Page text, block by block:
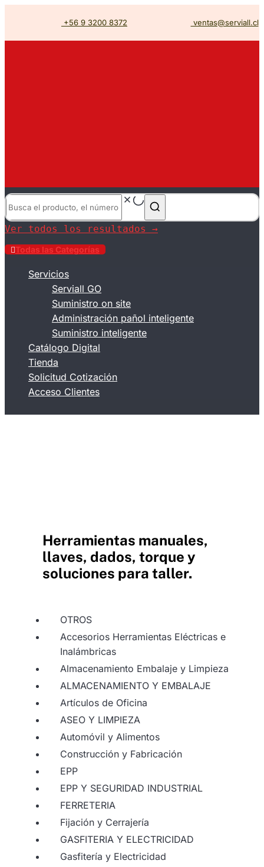
+56 9 3200 8372 ventas@serviall.cl
Ver todos los resultados →
Todas las Categorías
Servicios
Serviall GO
Suministro on site
Administración pañol inteligente
Suministro inteligente
Catálogo Digital
Tienda
Solicitud Cotización
Acceso Clientes
Herramientas manuales,
llaves, dados, torque y
soluciones para taller.
OTROS
Accesorios Herramientas Eléctricas e
Inalámbricas
Almacenamiento Embalaje y Limpieza
ALMACENAMIENTO Y EMBALAJE
Artículos de Oficina
ASEO Y LIMPIEZA
Automóvil y Alimentos
Construcción y Fabricación
EPP
EPP Y SEGURIDAD INDUSTRIAL
FERRETERIA
Fijación y Cerrajería
GASFITERIA Y ELECTRICIDAD
Gasfitería y Electricidad